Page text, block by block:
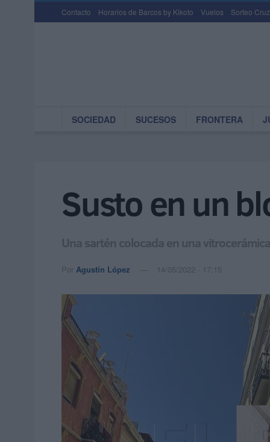
Contacto Horarios de Barcos by Kikoto Vuelos Sorteo
SOCIEDAD SUCESOS FRONTERA
Susto en un
Una sartén colocada en una
Por Agustín López 14/05/2022 - 17:15